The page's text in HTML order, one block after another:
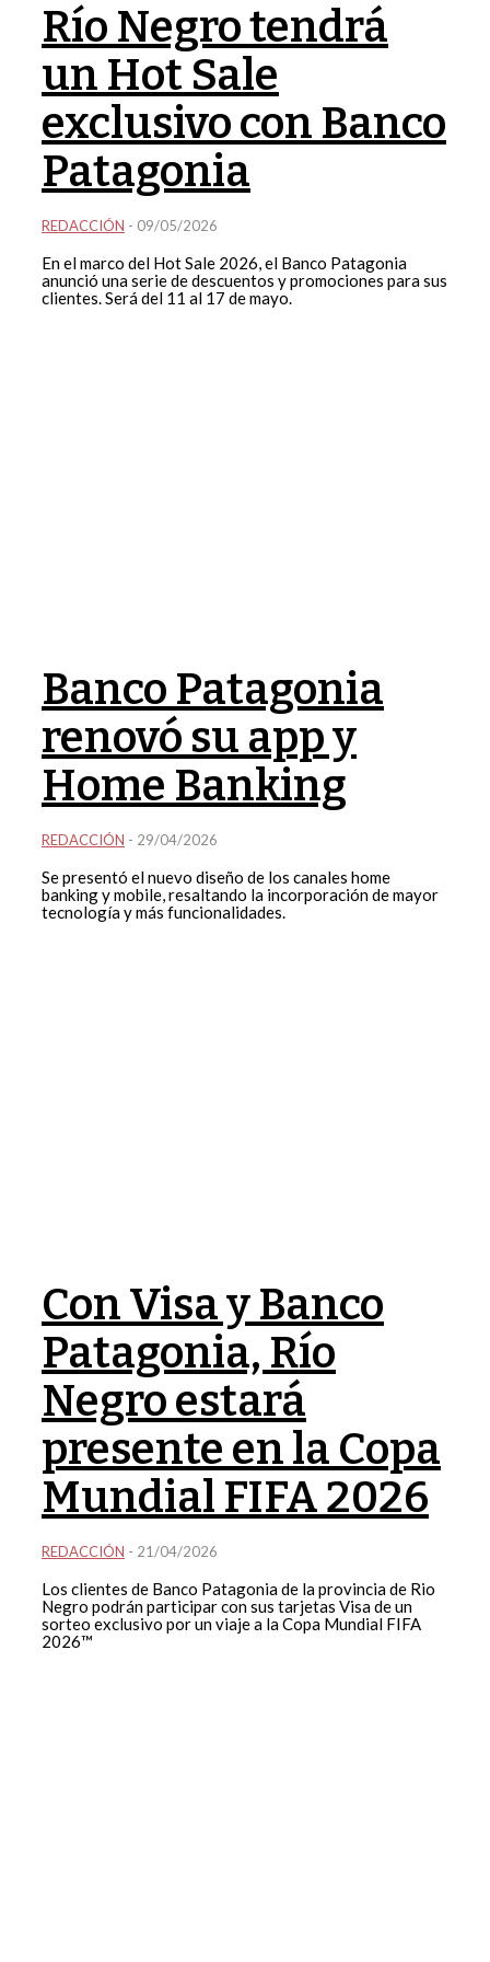
Río Negro tendrá
un Hot Sale
exclusivo con Banco
Patagonia
REDACCIÓN - 09/05/2026
En el marco del Hot Sale 2026, el Banco Patagonia
anunció una serie de descuentos y promociones para sus
clientes. Será del 11 al 17 de mayo.
Banco Patagonia
renovó su app y
Home Banking
REDACCIÓN - 29/04/2026
Se presentó el nuevo diseño de los canales home
banking y mobile, resaltando la incorporación de mayor
tecnología y más funcionalidades.
Con Visa y Banco
Patagonia, Río
Negro estará
presente en la Copa
Mundial FIFA 2026
REDACCIÓN - 21/04/2026
Los clientes de Banco Patagonia de la provincia de Rio
Negro podrán participar con sus tarjetas Visa de un
sorteo exclusivo por un viaje a la Copa Mundial FIFA
2026™